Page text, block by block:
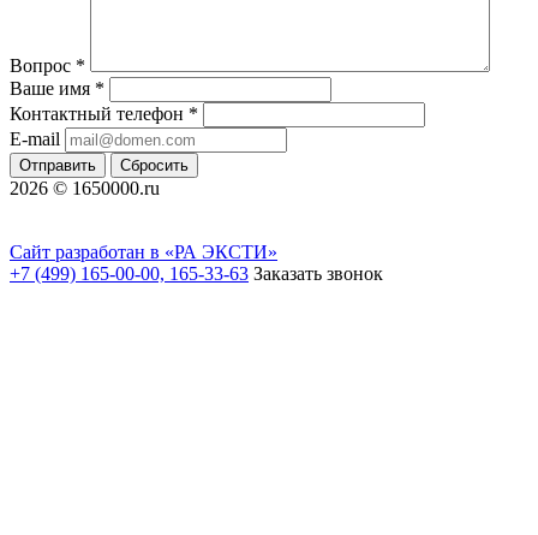
Вопрос *
Ваше имя *
Контактный телефон *
E-mail
Отправить Сбросить
2026 © 1650000.ru
Сайт разработан в «РА ЭКСТИ»
+7 (499) 165-00-00, 165-33-63 Заказать звонок